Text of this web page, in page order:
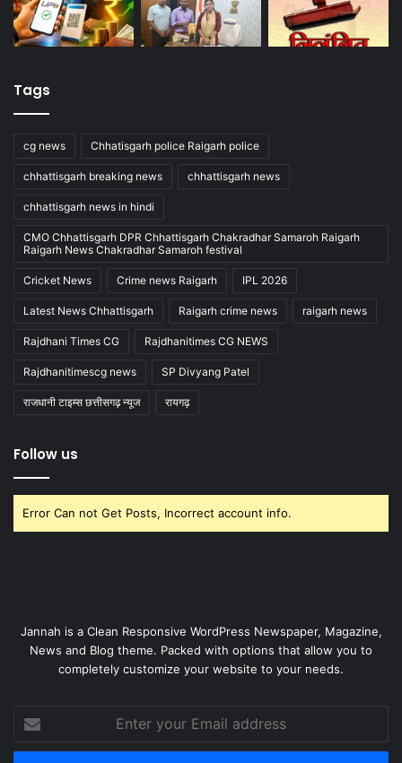
Tags
cg news Chhatisgarh police Raigarh police
chhattisgarh breaking news chhattisgarh news
chhattisgarh news in hindi
CMO Chhattisgarh DPR Chhattisgarh Chakradhar Samaroh Raigarh
Raigarh News Chakradhar Samaroh festival
Cricket News Crime news Raigarh IPL 2026
Latest News Chhattisgarh Raigarh crime news raigarh news
Rajdhani Times CG Rajdhanitimes CG NEWS
Rajdhanitimescg news SP Divyang Patel
राजधानी टाइम्स छत्तीसगढ़ न्यूज रायगढ़
Follow us
Error Can not Get Posts, Incorrect account info.
Jannah is a Clean Responsive WordPress Newspaper, Magazine,
News and Blog theme. Packed with options that allow you to
completely customize your website to your needs.
your
Email